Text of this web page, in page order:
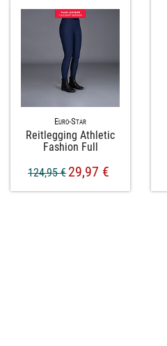
Euro-Star
Reitlegging Athletic
Fashion Full
124,95 € 29,97 €